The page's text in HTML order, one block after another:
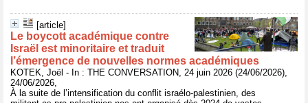
[article]
Le boycott académique contre
Israël est minoritaire et traduit
l’émergence de nouvelles normes académiques
KOTEK, Joël - In : THE CONVERSATION, 24 juin 2026 (24/06/2026),
24/06/2026,
À la suite de l’intensification du conflit israélo-palestinien, des